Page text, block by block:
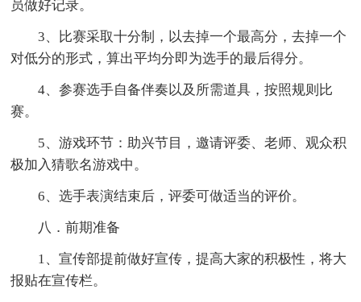
员做好记录。
3、比赛采取十分制，以去掉一个最高分，去掉一个
对低分的形式，算出平均分即为选手的最后得分。
4、参赛选手自备伴奏以及所需道具，按照规则比
赛。
5、游戏环节：助兴节目，邀请评委、老师、观众积
极加入猜歌名游戏中。
6、选手表演结束后，评委可做适当的评价。
八．前期准备
1、宣传部提前做好宣传，提高大家的积极性，将大
报贴在宣传栏。